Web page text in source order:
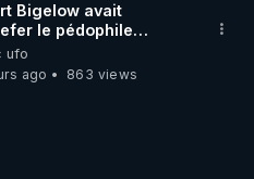
Bigelow avait
le pédophile
de donald j
ufo
ago
863 views